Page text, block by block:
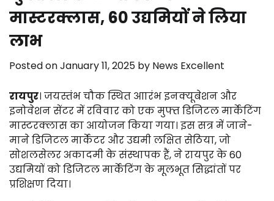
मास्टरक्लास, 60 उद्यमियों ने लिया
लाभ
Posted onJanuary 11, 2025 by News Excellent
रायपुर। जयस्तंभ चौक स्थित आारंभ इनक्यूबेशन और
इनोवेशन सेंटर में रविवार को एक मुफ्त डिजिटल मार्केटिंग
मास्टरक्लास का आयोजन किया गया। इस सत्र में जाने-
माने डिजिटल मार्केटर और उद्यमी लक्षित सेठिया, जो
सोशलसेलर अकादमी के संस्थापक हैं, ने रायपुर के 60
उद्यमियों को डिजिटल मार्केटिंग के मूलभूत सिद्धांतों पर
प्रशिक्षण दिया।